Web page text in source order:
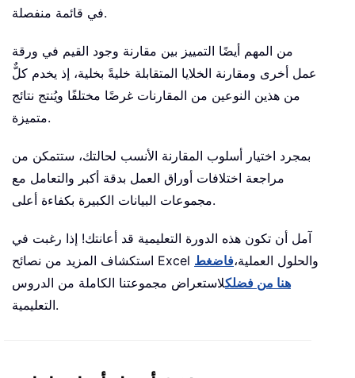
في قائمة منفصلة.
من المهم أيضًا التمييز بين مقارنة وجود القيم في ورقة
عمل أخرى ومقارنة الخلايا المتقابلة خليةً بخلية، إذ يخدم كلٌّ
من هذين النوعين من المقارنات غرضًا مختلفًا ويُنتج نتائج
متميزة.
بمجرد اختيار أسلوب المقارنة الأنسب لحالتك، ستتمكن من
مراجعة اختلافات أوراق العمل بدقة أكبر والتعامل مع
مجموعات البيانات الكبيرة بكفاءة أعلى.
آمل أن تكون هذه الدورة التعليمية قد أعانتك! إذا رغبت في
استكشاف المزيد من نصائح Excel والحلول العملية،فاضغط
هنا من فضلكلاستعراض مجموعتنا الكاملة من الدروس
التعليمية.